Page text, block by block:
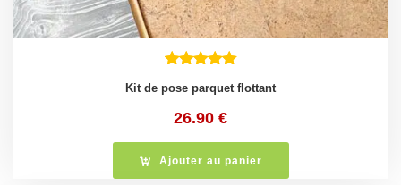
Kit de pose parquet flottant
26.90 €
Ajouter au panier